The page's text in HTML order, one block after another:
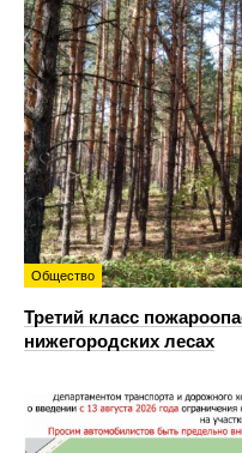
Общество
Третий класс
нижегородских лесах